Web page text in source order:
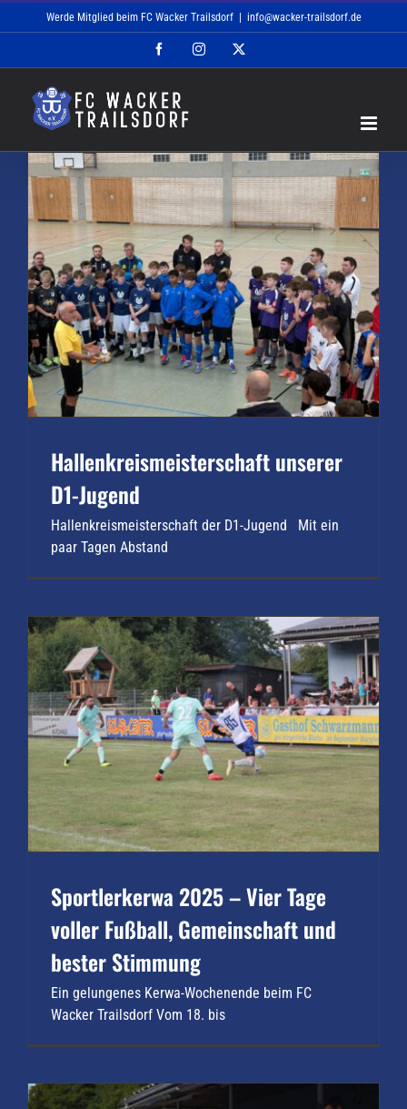
Inhalt
Werde Mitglied beim FC Wacker Trailsdorf info@wacker-trailsdorf.de
FacebookInstagram
Hallenkreismeisterschaft unserer
D1-Jugend
Hallenkreismeisterschaft der D1-Jugend Mit ein
paar Tagen Abstand
Sportlerkerwa 2025 – Vier Tage
voller Fußball, Gemeinschaft und
bester Stimmung
Ein gelungenes Kerwa-Wochenende beim FC
Wacker Trailsdorf Vom 18. bis